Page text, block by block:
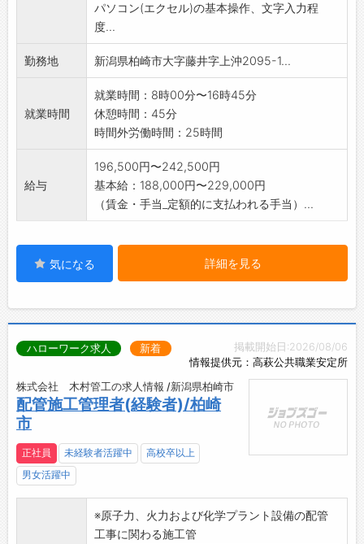
パソコン(エクセル)の基本操作、文字入力程
度...
勤務地 新潟県柏崎市大字藤井字上沖2095-1...
就業時間
就業時間：8時00分〜16時45分
休憩時間：45分
時間外労働時間：25時間
給与
196,500円〜242,500円
基本給：188,000円〜229,000円
（賃金・手当_定額的に支払われる手当）...
気になる 詳細を見る
掲載開始日:2026/08/06
情報提供元：高萩公共職業安定所
ハローワーク求人 新着
株式会社 木村管工の求人情報 /新潟県柏崎市
配管施工管理者(経験者)/柏崎
市
正社員 未経験者活躍中
高校卒以上
男女活躍中
※原子力、火力および化学プラント設備の配管
工事に関わる施工管